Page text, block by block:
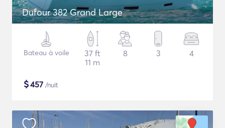
Dufour 382 Grand Large
Bateau à voile
37 ft
11 m
8 3 4
$457 /nuit